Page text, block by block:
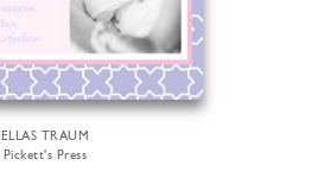
ELLAS TRAUM
Pickett's Press